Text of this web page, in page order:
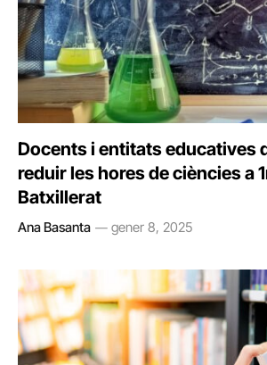
Docents i entitats educatives
reduir les hores de ciències a
Batxillerat
Ana Basanta gener 8, 2025